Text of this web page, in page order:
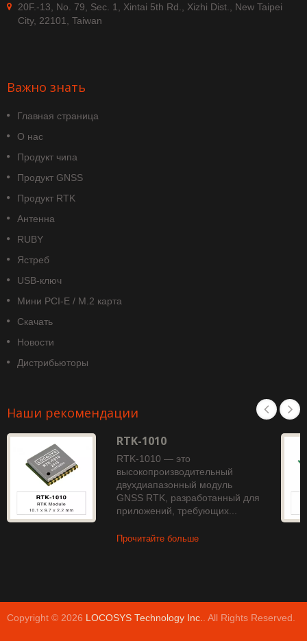
20F.-13, No. 79, Sec. 1, Xintai 5th Rd., Xizhi Dist., New Taipei
City, 22101, Taiwan
Важно знать
Главная страница
О нас
Продукт чипа
Продукт GNSS
Продукт RTK
Антенна
RUBY
Ястреб
USB-ключ
Мини PCI-E / M.2 карта
Скачать
Новости
Дистрибьюторы
Наши рекомендации
RTK-1010
RTK-1010 — это
высокопроизводительный
двухдиапазонный модуль
GNSS RTK, разработанный для
приложений, требующих...
Прочитайте больше
Copyright © 2026 LOCOSYS Technology Inc.. All Rights Reserved.